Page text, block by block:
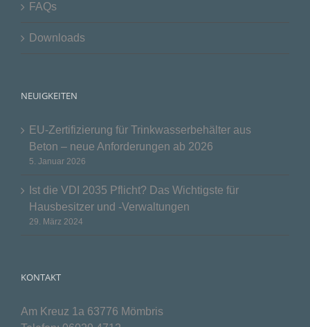
FAQs
Downloads
NEUIGKEITEN
EU-Zertifizierung für Trinkwasserbehälter aus
Beton – neue Anforderungen ab 2026
5. Januar 2026
Ist die VDI 2035 Pflicht? Das Wichtigste für
Hausbesitzer und -Verwaltungen
29. März 2024
KONTAKT
Am Kreuz 1a 63776 Mömbris